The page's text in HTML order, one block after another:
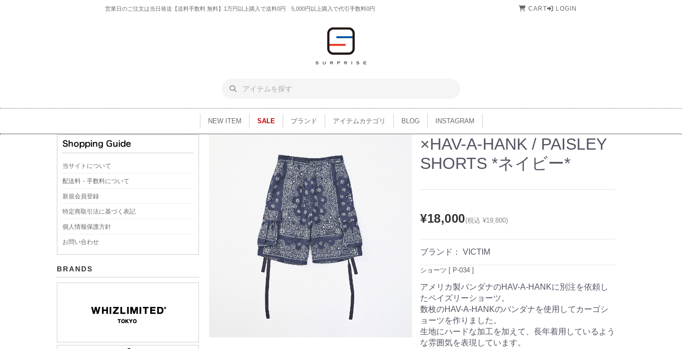
営業日のご注文は当日発送【送料手数料 無料】1万円以上購入で送料0円 5,000円以上購入で代引手数料0円 CART LOGIN
NEW ITEM SALE ブランド アイテムカテゴリ BLOG INSTAGRAM
当サイトについて
配送料・手数料について
新規会員登録
特定商取引法に基づく表記
個人情報保護方針
お問い合わせ
BRANDS
×HAV-A-HANK / PAISLEY
SHORTS *ネイビー*
¥18,000(税込 ¥19,800)
ブランド： VICTIM
ショーツ [ P-034 ]
アメリカ製バンダナのHAV-A-HANKに別注を依頼し
たペイズリーショーツ。
数枚のHAV-A-HANKのバンダナを使用してカーゴシ
ョーツを作りました。
生地にハードな加工を加えて、長年着用しているよう
な雰囲気を表現しています。